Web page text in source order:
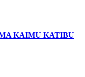
KAIMU KATIBU